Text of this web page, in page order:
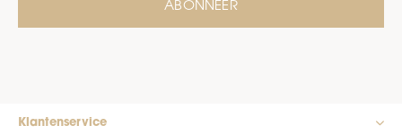
ABONNEER
Klantenservice